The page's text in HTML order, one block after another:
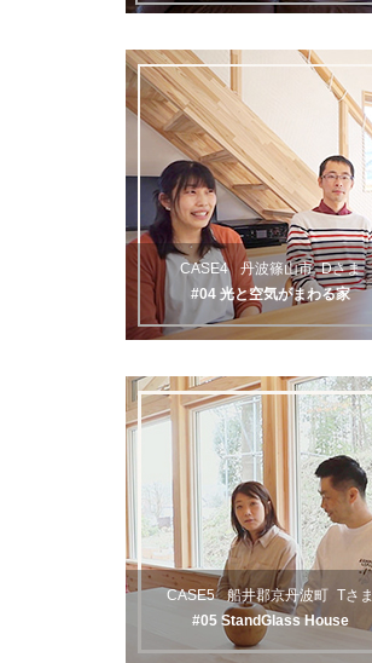
CASE4 丹波篠山市 Dさま
#04 光と空気がまわる家
CASE5 船井郡京丹波町 Tさま
#05 StandGlass House